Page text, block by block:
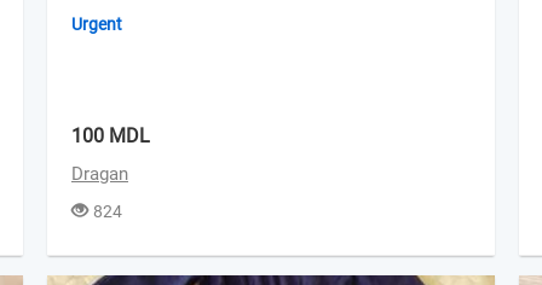
Urgent
100 MDL
Dragan
824